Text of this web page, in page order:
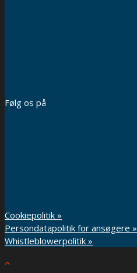
Følg os på
Cookiepolitik »
Persondatapolitik for ansøgere »
Whistleblowerpolitik »